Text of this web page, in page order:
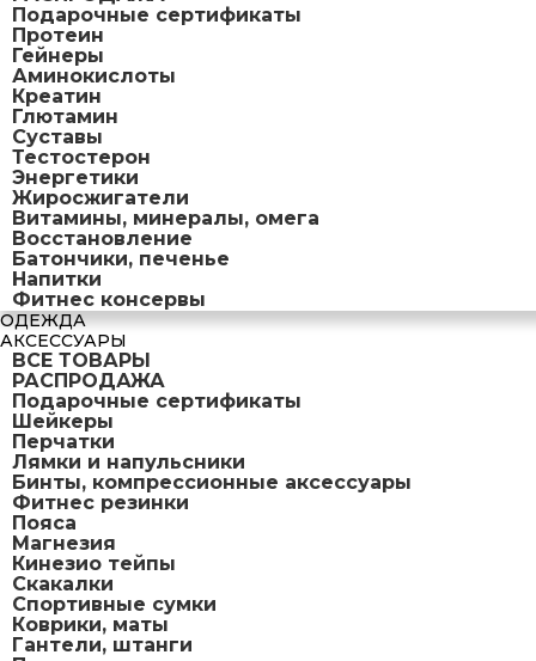
Подарочные сертификаты
Протеин
Гейнеры
Аминокислоты
Креатин
Глютамин
Суставы
Тестостерон
Энергетики
Жиросжигатели
Витамины, минералы, омега
Восстановление
Батончики, печенье
Напитки
Фитнес консервы
ОДЕЖДА
АКСЕССУАРЫ
ВСЕ ТОВАРЫ
РАСПРОДАЖА
Подарочные сертификаты
Шейкеры
Перчатки
Лямки и напульсники
Бинты, компрессионные аксессуары
Фитнес резинки
Пояса
Магнезия
Кинезио тейпы
Скакалки
Спортивные сумки
Коврики, маты
Гантели, штанги